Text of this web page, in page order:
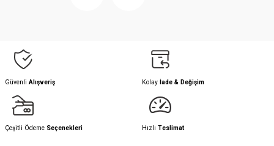
Güvenli Alışveriş Kolay İade & Değişim
Çeşitli Ödeme Seçenekleri Hızlı Teslimat